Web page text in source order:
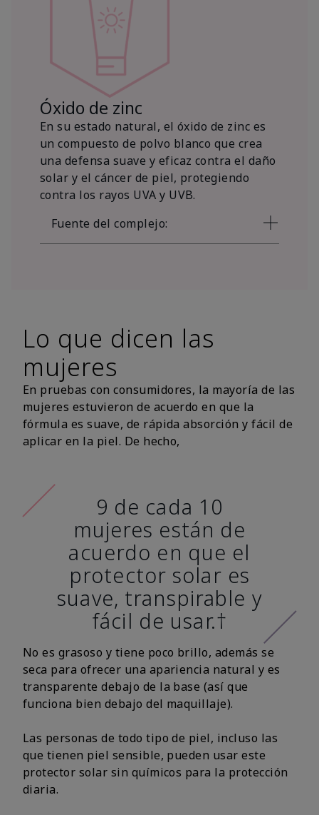
Óxido de zinc
En su estado natural, el óxido de zinc es
un compuesto de polvo blanco que crea
una defensa suave y eficaz contra el daño
solar y el cáncer de piel, protegiendo
contra los rayos UVA y UVB.
Fuente del complejo:
Lo que dicen las
mujeres
En pruebas con consumidores, la mayoría de las
mujeres estuvieron de acuerdo en que la
fórmula es suave, de rápida absorción y fácil de
aplicar en la piel. De hecho,
9 de cada 10
mujeres están de
acuerdo en que el
protector solar es
suave, transpirable y
fácil de usar.†
No es grasoso y tiene poco brillo, además se
seca para ofrecer una apariencia natural y es
transparente debajo de la base (así que
funciona bien debajo del maquillaje).
Las personas de todo tipo de piel, incluso las
que tienen piel sensible, pueden usar este
protector solar sin químicos para la protección
diaria.